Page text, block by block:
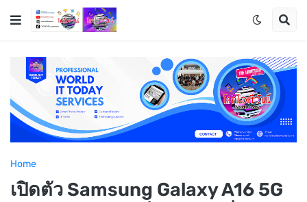
Home
เปิดตัว Samsung Galaxy A16 5G